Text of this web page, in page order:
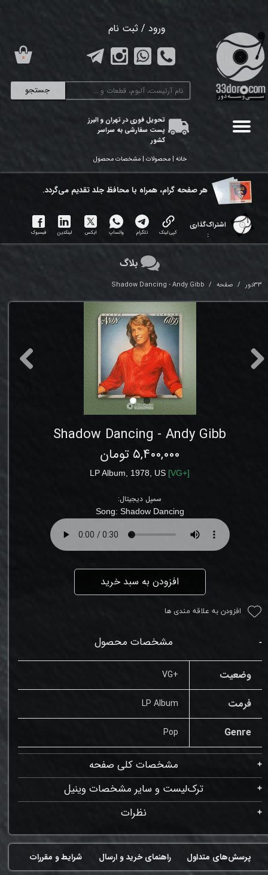
جستجو
ورود / ثبت نام
تغییر گذر واژه
سفارشات
تحویل فوری در تهران و البرز
پست سفارشی به سراسر
کشور
۰
خانه | محصولات | مشخصات محصول
هر ​صفحه گرام، همراه با محافظ جلد تقدیم می‌گردد.
اشتراک‌گذاری
:
کپی لینک تلگرام واتساپ ایکس لینکدین فیسبوک
33دور صفحه Shadow Dancing - Andy Gibb
Shadow Dancing - Andy Gibb
۵,۴۰۰,۰۰۰ تومان
LP Album, 1978, US [VG+]
سمپل دیجیتال:
Song: Shadow Dancing
افزودن به سبد خرید
افزودن به علاقه مندی ها
مشخصات محصول
وضعیت +VG
فرمت LP Album
Genre
Pop
مشخصات کلی صفحه
ترک‌لیست و سایر مشخصات وینیل
نظرات
بلاگ
شرایط و مقررات راهنمای خرید و ارسال پرسش‌های متداول